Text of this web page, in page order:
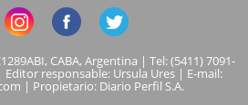
CABA, Argentina | Tel: (5411) 7091-
Editor responsable: Ursula Ures | E-mail:
| Propietario: Diario Perfil S.A.